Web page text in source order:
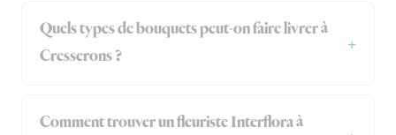
Quels types de bouquets peut-on faire livrer à
Cresserons ?
Comment trouver un fleuriste Interflora à